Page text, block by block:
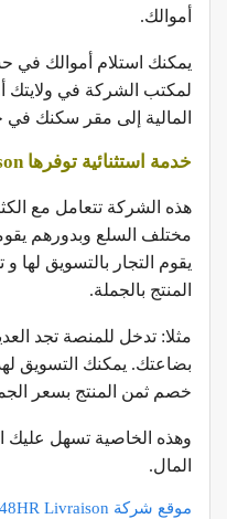
أموالك.
لمكتب الشركة في
المالية إلى مقر سكنك في
خدمة استثنائية توفرها 48HR Livraison
هذه الشركة تتعامل مع
مختلف السلع وبدورهم
يقوم التجار بالتسويق
المنتج بالجملة.
مثلا: تدخل للمنصة تجد
بضاعتك. يمكنك التسويق
خصم ثمن المنتج بسعر
وهذه الخاصية تسهل
المال.
موقع شركة 48HR Livraison